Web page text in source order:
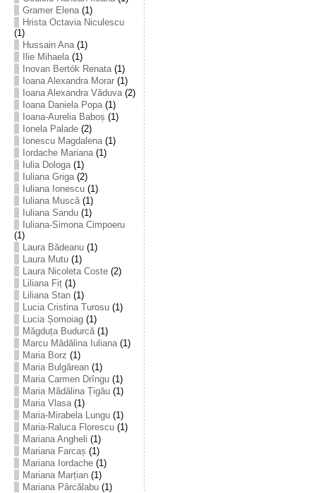
Gramer Elena(1)
Hrista Octavia Niculescu
(1)
Hussain Ana(1)
Ilie Mihaela(1)
Inovan Bertók Renata(1)
Ioana Alexandra Morar(1)
Ioana Alexandra Văduva(2)
Ioana Daniela Popa(1)
Ioana-Aurelia Baboș (1)
Ionela Palade(2)
Ionescu Magdalena(1)
Iordache Mariana(1)
Iulia Dologa(1)
Iuliana Griga(2)
Iuliana Ionescu(1)
Iuliana Muscă(1)
Iuliana Sandu(1)
Iuliana-Simona Cimpoeru
(1)
Laura Bădeanu(1)
Laura Mutu(1)
Laura Nicoleta Coste(2)
Liliana Fiț(1)
Liliana Stan(1)
Lucia Cristina Turosu(1)
Lucia Șomoiag(1)
Măgduța Budurcă(1)
Marcu Mădălina Iuliana(1)
Maria Borz (1)
Maria Bulgărean(1)
Maria Carmen Drîngu(1)
Maria Mădălina Țigău(1)
Maria Vlasa(1)
Maria-Mirabela Lungu(1)
Maria-Raluca Florescu(1)
Mariana Angheli (1)
Mariana Farcaș (1)
Mariana Iordache(1)
Mariana Marțian(1)
Mariana Pârcălabu(1)